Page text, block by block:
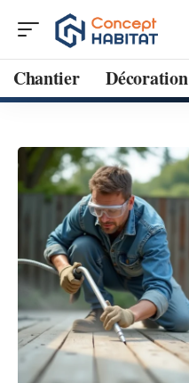
Chantier Décoration